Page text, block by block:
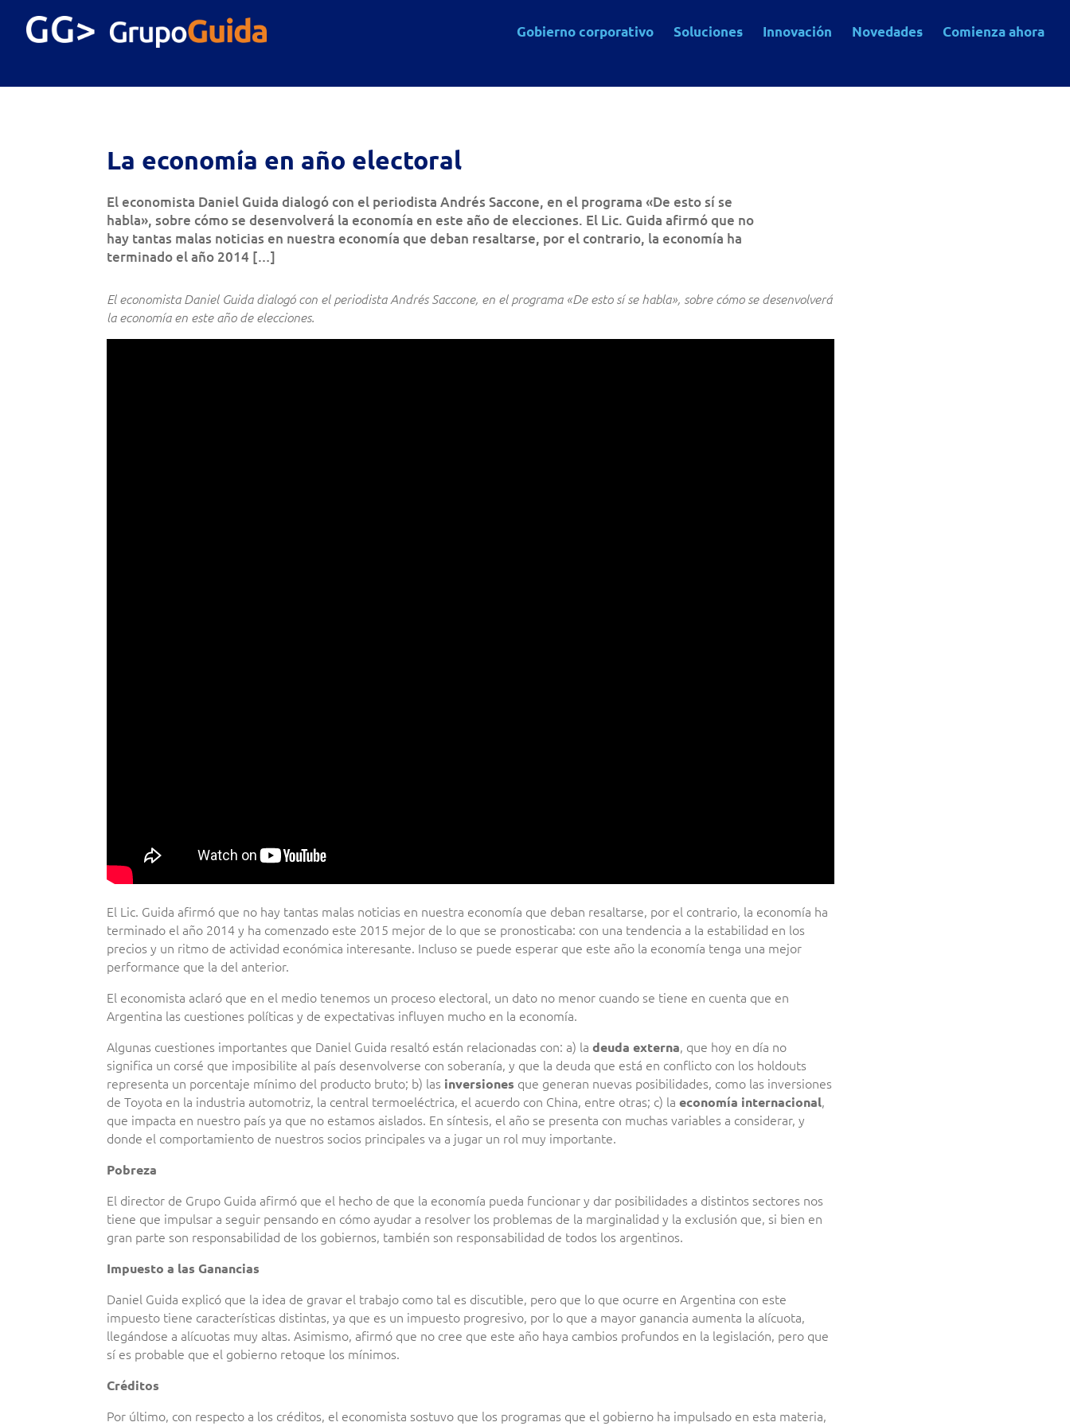
Gobierno corporativo Soluciones Innovación Novedades Comienza ahora
La economía en año electoral
El economista Daniel Guida dialogó con el periodista Andrés Saccone, en el programa «De esto sí se
habla», sobre cómo se desenvolverá la economía en este año de elecciones. El Lic. Guida afirmó que no
hay tantas malas noticias en nuestra economía que deban resaltarse, por el contrario, la economía ha
terminado el año 2014 […]
El economista Daniel Guida dialogó con el periodista Andrés Saccone, en el programa «De esto sí se habla», sobre cómo se desenvolverá
la economía en este año de elecciones.
El Lic. Guida afirmó que no hay tantas malas noticias en nuestra economía que deban resaltarse, por el contrario, la economía ha
terminado el año 2014 y ha comenzado este 2015 mejor de lo que se pronosticaba: con una tendencia a la estabilidad en los
precios y un ritmo de actividad económica interesante. Incluso se puede esperar que este año la economía tenga una mejor
performance que la del anterior.
El economista aclaró que en el medio tenemos un proceso electoral, un dato no menor cuando se tiene en cuenta que en
Argentina las cuestiones políticas y de expectativas influyen mucho en la economía.
Algunas cuestiones importantes que Daniel Guida resaltó están relacionadas con: a) ladeuda externa, que hoy en día no
significa un corsé que imposibilite al país desenvolverse con soberanía, y que la deuda que está en conflicto con los holdouts
representa un porcentaje mínimo del producto bruto; b) las inversiones que generan nuevas posibilidades, como las inversiones
de Toyota en la industria automotriz, la central termoeléctrica, el acuerdo con China, entre otras; c) laeconomía internacional,
que impacta en nuestro país ya que no estamos aislados. En síntesis, el año se presenta con muchas variables a considerar, y
donde el comportamiento de nuestros socios principales va a jugar un rol muy importante.
Pobreza
El director de Grupo Guida afirmó que el hecho de que la economía pueda funcionar y dar posibilidades a distintos sectores nos
tiene que impulsar a seguir pensando en cómo ayudar a resolver los problemas de la marginalidad y la exclusión que, si bien en
gran parte son responsabilidad de los gobiernos, también son responsabilidad de todos los argentinos.
Impuesto a las Ganancias
Daniel Guida explicó que la idea de gravar el trabajo como tal es discutible, pero que lo que ocurre en Argentina con este
impuesto tiene características distintas, ya que es un impuesto progresivo, por lo que a mayor ganancia aumenta la alícuota,
llegándose a alícuotas muy altas. Asimismo, afirmó que no cree que este año haya cambios profundos en la legislación, pero que
sí es probable que el gobierno retoque los mínimos.
Créditos
Por último, con respecto a los créditos, el economista sostuvo que los programas que el gobierno ha impulsado en esta materia,